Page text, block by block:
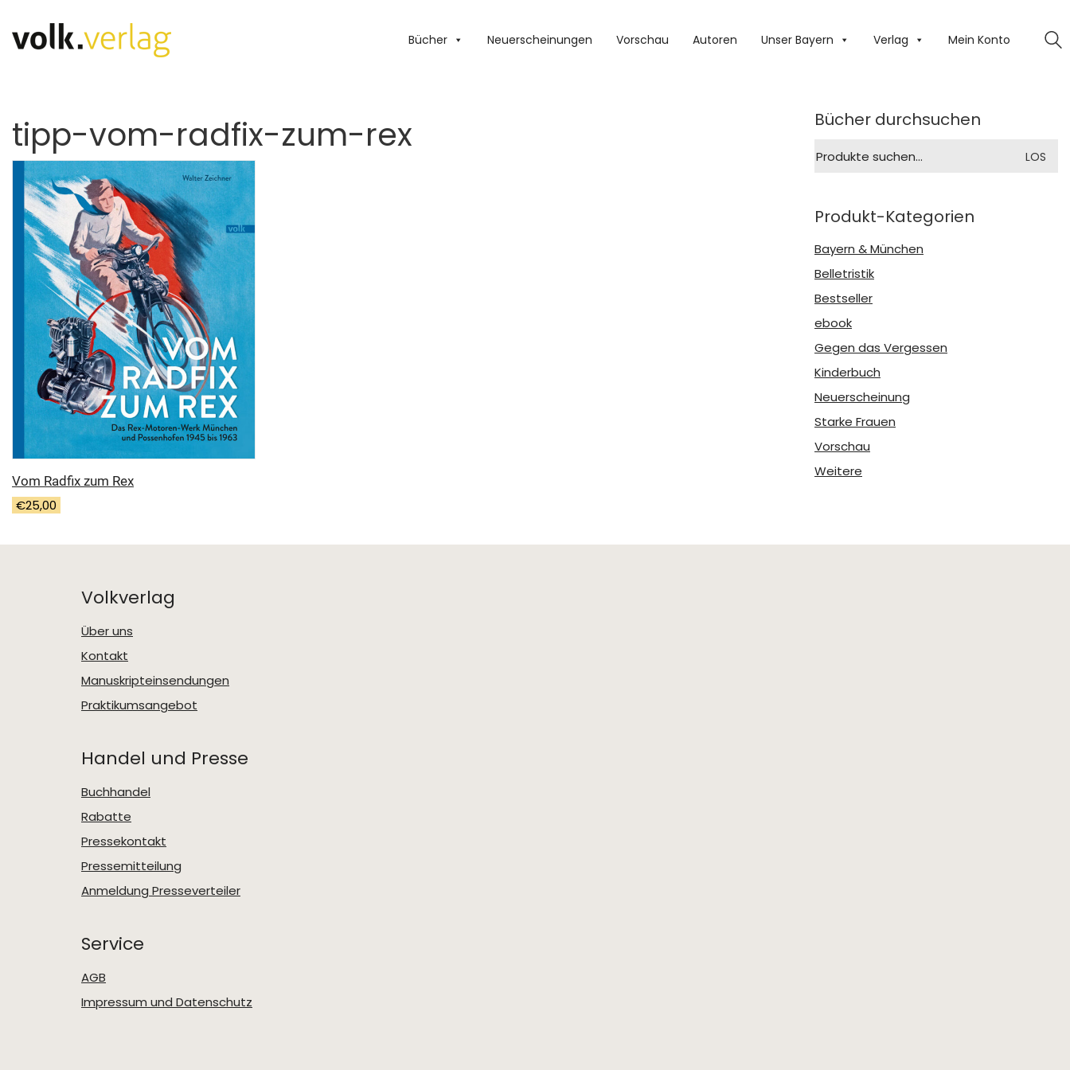
Bücher Neuerscheinungen Vorschau Autoren Unser Bayern Verlag Mein Konto
tipp-vom-radfix-zum-rex
Vom Radfix zum Rex
€25,00
Bücher durchsuchen
nach:
LOS
Produkt-Kategorien
Bayern & München
Belletristik
Bestseller
ebook
Gegen das Vergessen
Kinderbuch
Neuerscheinung
Starke Frauen
Vorschau
Weitere
Volkverlag
Über uns
Kontakt
Manuskripteinsendungen
Praktikumsangebot
Handel und Presse
Buchhandel
Rabatte
Pressekontakt
Pressemitteilung
Anmeldung Presseverteiler
Service
AGB
Impressum und Datenschutz